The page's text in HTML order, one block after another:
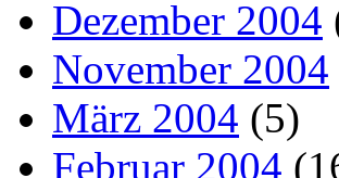
Dezember 2004
November 2004
März 2004 (5)
Februar 2004